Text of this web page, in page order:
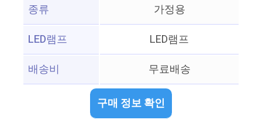
종류
가정용
LED램프
LED램프
배송비
무료배송
구매 정보 확인